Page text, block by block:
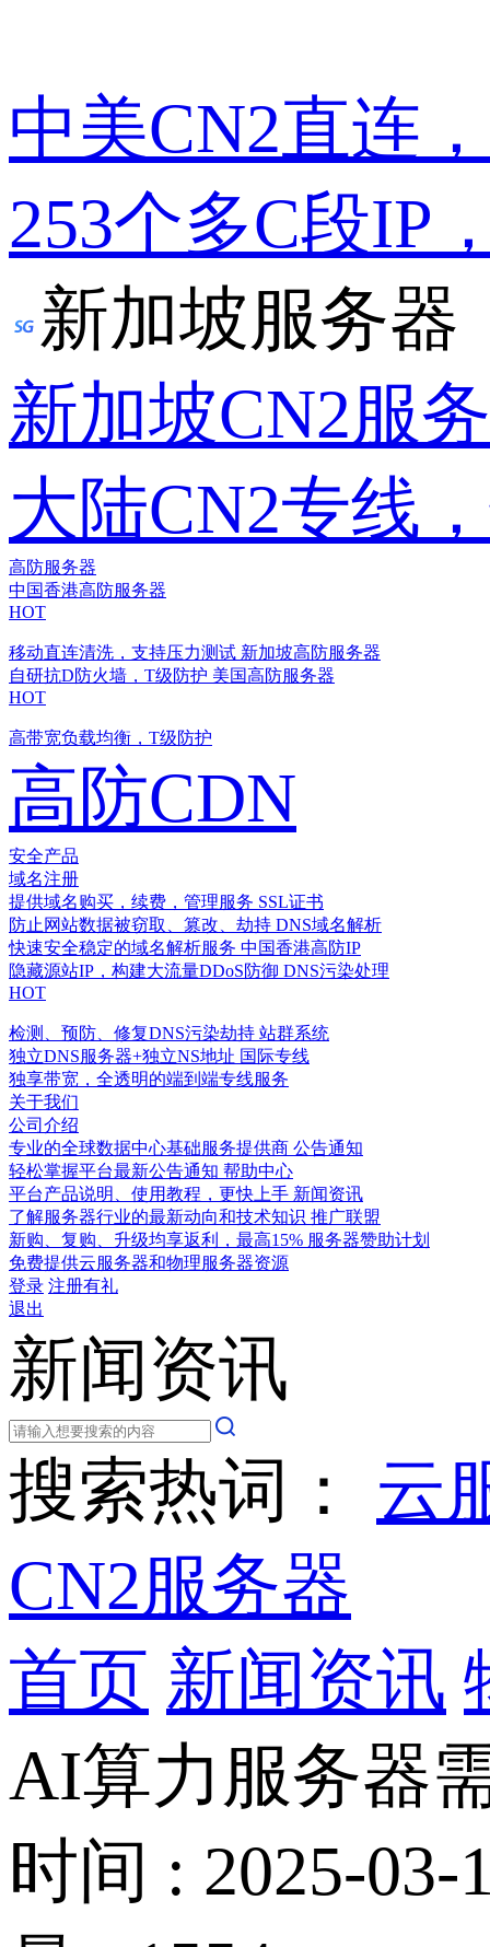
中美CN2直连
253个多C段IP
新加坡服务器
新加坡CN2服
大陆CN2专线
高防服务器
中国香港高防服务器
HOT
移动直连清洗，支持压力测试 新加坡高防服务器
自研抗D防火墙，T级防护 美国高防服务器
HOT
高带宽负载均衡，T级防护
高防CDN
安全产品
域名注册
提供域名购买，续费，管理服务 SSL证书
防止网站数据被窃取、篡改、劫持 DNS域名解析
快速安全稳定的域名解析服务 中国香港高防IP
隐藏源站IP，构建大流量DDoS防御 DNS污染处理
HOT
检测、预防、修复DNS污染劫持 站群系统
独立DNS服务器+独立NS地址 国际专线
独享带宽，全透明的端到端专线服务
关于我们
公司介绍
专业的全球数据中心基础服务提供商 公告通知
轻松掌握平台最新公告通知 帮助中心
平台产品说明、使用教程，更快上手 新闻资讯
了解服务器行业的最新动向和技术知识 推广联盟
新购、复购、升级均享返利，最高15% 服务器赞助计划
免费提供云服务器和物理服务器资源
登录 注册有礼
退出
新闻资讯
搜索热词： 云
CN2服务器
首页 新闻资讯
AI算力服务器
时间 : 2025-03-